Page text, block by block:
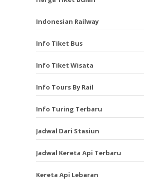
Indonesian Railway
Info Tiket Bus
Info Tiket Wisata
Info Tours By Rail
Info Turing Terbaru
Jadwal Dari Stasiun
Jadwal Kereta Api Terbaru
Kereta Api Lebaran